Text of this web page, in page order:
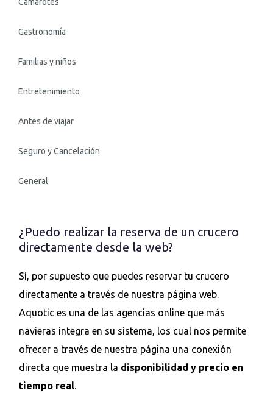
Gastronomía
Familias y niños
Entretenimiento
Antes de viajar
Seguro y Cancelación
General
¿Puedo realizar la reserva de un crucero
directamente desde la web?
Sí, por supuesto que puedes reservar tu crucero
directamente a través de nuestra página web.
Aquotic es una de las agencias online que más
navieras integra en su sistema, los cual nos permite
ofrecer a través de nuestra página una conexión
directa que muestra la disponibilidad y precio en
tiempo real.